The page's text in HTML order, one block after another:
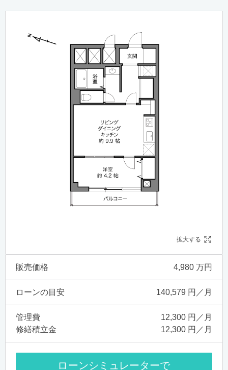
拡大する
販売価格 4,980 万円
ローンの目安 140,579 円／月
管理費
12,300 円／月
修繕積立金
12,300 円／月
ローンシミュレーターで